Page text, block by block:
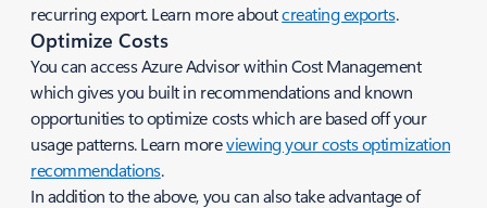
recurring export. Learn more aboutcreating exports.
Optimize Costs
You can access Azure Advisor within Cost Management
which gives you built in recommendations and known
opportunities to optimize costs which are based off your
usage patterns. Learn moreviewing your costs optimization
recommendations.
In addition to the above, you can also take advantage of